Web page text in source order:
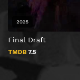
Final Draft
TMDB 7.5
2025